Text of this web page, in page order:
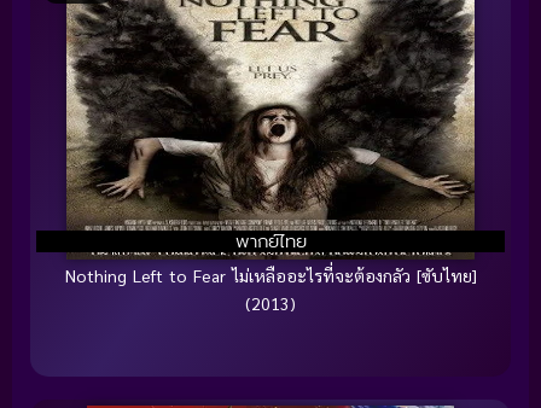
พากย์ไทย
Nothing Left to Fear ไม่เหลืออะไรที่จะต้องกลัว [ซับไทย]
(2013)